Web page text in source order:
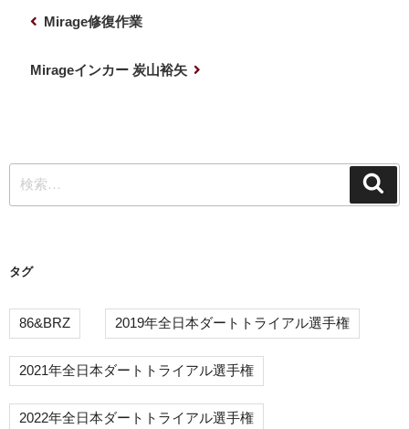
シ
ョ
Mirage修復作業
Mirageインカー 炭山裕矢
索:
タグ
86&BRZ 2019年全日本ダートトライアル選手権
2021年全日本ダートトライアル選手権
2022年全日本ダートトライアル選手権